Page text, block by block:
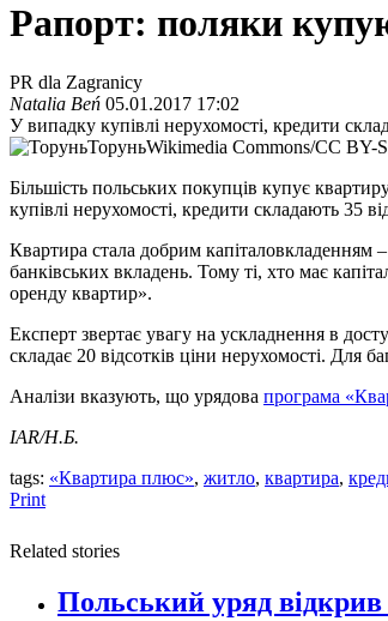
Рапорт: поляки
PR dla Zagranicy
Natalia Beń 05.01.2017 17:02
У випадку купівлі нерухомості, кредити
ТоруньWikimedia Commons/CC BY-
Більшість польських покупців купує
купівлі нерухомості, кредити складають 35
Квартира стала добрим капіталовкладенням
банківських вкладень. Тому ті, хто має
оренду квартир».
Експерт звертає увагу на ускладнення в
складає 20 відсотків ціни нерухомості.
Аналізи вказують, що урядова програма
IAR/Н.Б.
tags: «Квартира плюс», житло, квартира,
Print
Related stories
Польський уряд